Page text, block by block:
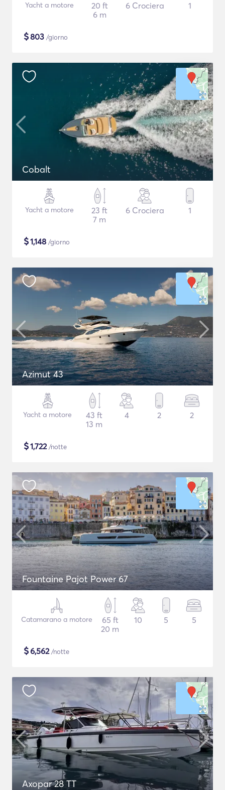
Yacht a motore
20 ft
6 m
6 Crociera 1
$803 /giorno
Cobalt
Yacht a motore
23 ft
7 m
6 Crociera 1
$1,148 /giorno
Azimut 43
Yacht a motore
43 ft
13 m
4 2 2
$1,722/notte
Fountaine Pajot Power 67
Catamarano a motore
65 ft
20 m
10 5 5
$6,562/notte
Axopar 28 TT